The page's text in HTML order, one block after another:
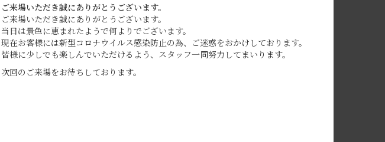
ご来場いただき誠にありがとうございます。
ご来場いただき誠にありがとうございます。
当日は景色に恵まれたようで何よりでございます。
現在お客様には新型コロナウイルス感染防止の為、ご迷惑をおかけしております。
皆様に少しでも楽しんでいただけるよう、スタッフ一同努力してまいります。
次回のご来場をお待ちしております。